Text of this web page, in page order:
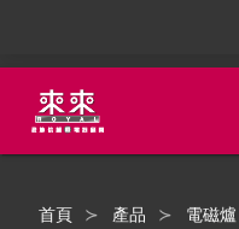
首頁 產品 電磁爐